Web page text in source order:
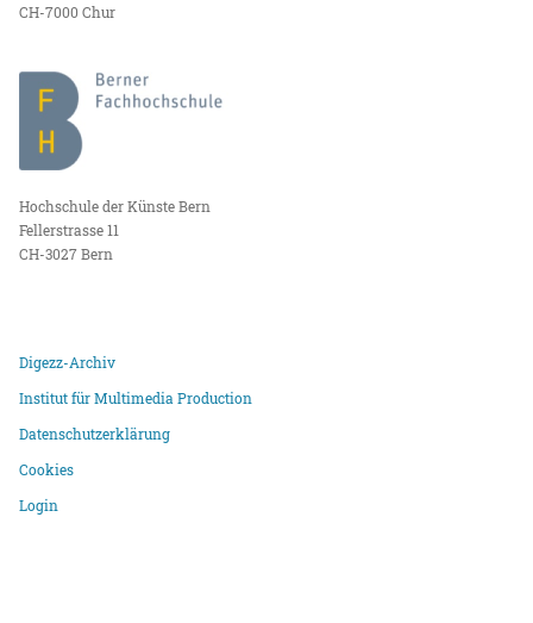
CH-7000 Chur
Hochschule der Künste Bern
Fellerstrasse 11
CH-3027 Bern
Digezz-Archiv
Institut für Multimedia Production
Datenschutzerklärung
Cookies
Login